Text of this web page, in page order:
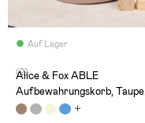
Auf Lager
(2)
Alice & Fox ABLE
Aufbewahrungskorb, Taupe
Linen